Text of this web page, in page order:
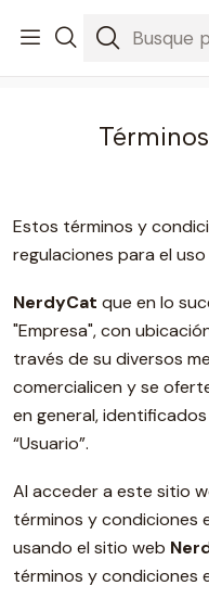
🚐 Envíos Nacionales
Estos términos y
regulaciones para el
NerdyCat que en lo
"Empresa", con
través de su diversos
comercialicen y se
en general,
“Usuario”.
Al acceder a este sitio
términos y condiciones
usando el sitio web
términos y condiciones